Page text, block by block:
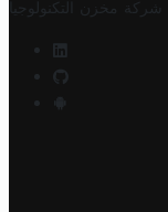
شركة مخزن التكنولوجيا